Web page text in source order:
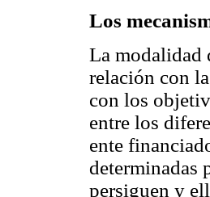
Los
La modalidad
relación con
con los
entre los
ente
determinadas
persiguen y